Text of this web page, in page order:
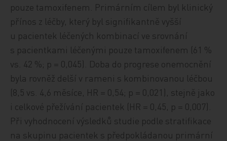
pouze tamoxifenem. Primárním cílem byl klinický
přínos z léčby, který byl signifikantně vyšší
u pacientek léčených kombinací ve srovnání
s pacientkami léčenými pouze tamoxifenem (61 %
vs. 42 %; p = 0,045). Doba do progrese onemocnění
byla rovněž delší v rameni s kombinovanou léčbou
(8,5 vs. 4,6 měsíce, HR = 0,54; p = 0,021), stejně jako
i celkové přežívání pacientek (HR = 0,45, p = 0,007).
Při vyhodnocení výsledků studie podle stratifikace
na skupinu pacientek s předpokládanou primární